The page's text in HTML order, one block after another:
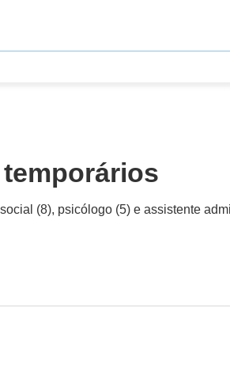
(8), psicólogo (5) e assistente